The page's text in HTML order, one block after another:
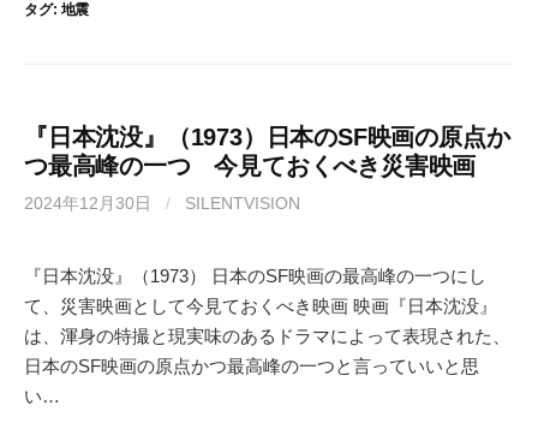
タグ: 地震
『日本沈没』（1973）日本のSF映画の原点か
つ最高峰の一つ 今見ておくべき災害映画
2024年12月30日 / SILENTVISION
『日本沈没』（1973） 日本のSF映画の最高峰の一つにし
て、災害映画として今見ておくべき映画 映画『日本沈没』
は、渾身の特撮と現実味のあるドラマによって表現された、
日本のSF映画の原点かつ最高峰の一つと言っていいと思
い…